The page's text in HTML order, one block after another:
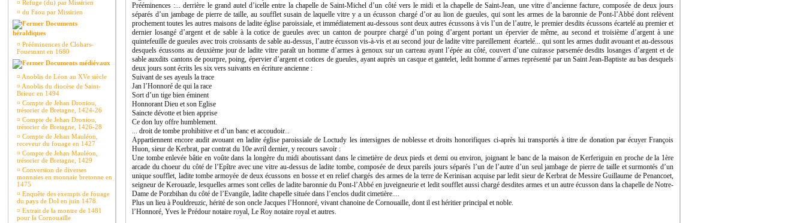
¤ Refuge (du) par Missirien
¤ du Faou par Missirien
Documents
héraldiques
¤ Prééminences de Clohars-
Fouesnant en 1680
Documents médiévaux
¤ Anoblis de Léon au XVe siècle
¤ Anoblis du diocèse de Saint-
Brieuc en 1494
¤ Compte de Jehan Droniou,
trésorier de Bretagne, 1424-26
¤ Compte de Jehan Droniou,
trésorier de Bretagne, 1426-28
¤ Compte de Jehan Mauléon,
receveur du fouage en 1427
¤ Compte de Jehan Mauléon,
trésorier de Bretagne, 1429
¤ Conversion de diverses
monnaies en monnaie bretonne en
1475
¤ Enquête des exempts de fouage
du pays de Dol en juin 1478.
¤ Extrait de la montre de 1481
pour la Cornouaille
Prééminences :... derrière le grand autel d’icelle entre la chapelle de Saint-Michel d’un côté vers le midi et la chapelle de Saint-Jean, une vitre d’ancienne facture, composée de deux jours
séparés d’un jambage de pierre de taille, au soufflet susain de laquelle vitre y a un écusson chargé d’or au lion de gueules, qui sont les armes de la baronnie de Pont-l’Abbé dont relèvent
prochement toutes les autres maisons de ladite église paroissiale, et immédiatement au-dessous sont deux autres écussons à vis l’un de l’autre, le premier desdits écussons écartelé au premier et
dernier losangé d’argent et de sable à la cotice de gueules avec un canton de pourpre chargé d’un poing d’argent portant un épervier de même, au second et troisième d’argent à une
quintefeuille de gueules avec trois croissants de sable au-dessus, l’autre écusson vis-à-vis et au second jour de ladite vitre pareillement écartelé... qui sont les armes dudit avouant et au-dessous
desquels écussons au deuxième jour de ladite vitre paraît un homme d’armes à genoux sur un carreau ayant l’épée au côté, couvert d’une cuirasse parsemée desdits losanges d’argent et de
sable auxdits cantons de pourpre, poing, épervier d’argent et cotices de gueules, ayant auprès un casque et gantelet, ledit homme d’armes représenté par un Saint Jean-Baptiste au bas desquels
deux jours sont écrits les six vers suivants en écriture ancienne :
Suivant de ses ayeuls la trace
Jan l’Honnoré de qui la race
Sort d’un tige bien éminent
Honnorant Dieu et son Eglise
Saincte dévotte et bien apprise
Ce don luy offre humblement.
... droit de tombe prohibitive et d’un banc et accoudoir...
Appartiennent encore audit avouant en ladite église paroissiale de Loctudy les intersignes de noblesse et droits honorifiques ci-après lui transportés à titre de donation par écuyer François
Huon, sieur de Kerbrat, par contrat du 10e avril dernier, y recours savoir :
Une tombe enlevée bâtie en voûte dans la longère du midi aboutissant dans le cimetière de deux pieds et demi ou environ, joignant le banc de la maison de Kerferiguin en proche de la 1ère
arcade du choeur du côté de l’Epître avec une vitre au-dessus de ladite tombe, composée de deux pareils jours séparés l’un de l’autre d’un seul jambage de pierre de taille et surmontés d’un
unique soufflet, ladite tombe armoyée de deux écussons en bosse et en relief chargés des armes de la terre de Kerinisan acquise par ledit sieur de Kerbrat de Messire Guillaume de Penancoet,
seigneur de Kerouazle, lesquelles armes sont celles de ladite baronnie du Pont-l’Abbé en juveigneurie et ledit soufflet aussi chargé desdites armes et un autre écusson dans la chapelle de Notre-
Dame de Porzbihan du côté de l’Evangile, ladite chapelle située dans l’enclos dudit cimetière....
Plus un lieu à Pouldreuzic, hérité de son oncle Jacques l’Honnoré, vivant chanoine de Cornouaille, dont il est héritier principal et noble.
l’Honnoré, Yves le Prédour notaire royal, Le Roy notaire royal et autres.